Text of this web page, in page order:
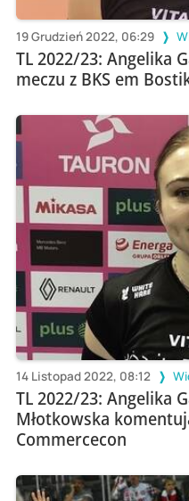
19 Grudzień 2022, 06:29
TL 2022/23: Angelika
meczu z BKS em
14 Listopad 2022, 08:12
TL 2022/23: Angelika
Młotkowska
Commercecon